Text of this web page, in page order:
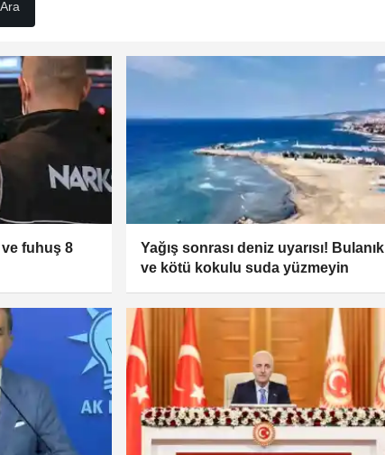
fuhuş 8
Yağış sonrası deniz uyarısı! Bulanık
ve kötü kokulu suda yüzmeyin